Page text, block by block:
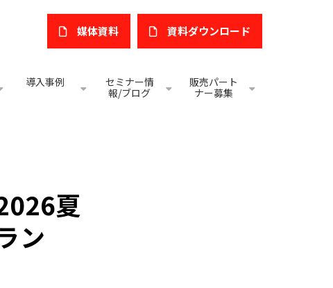
媒体資料 ​資料ダウンロード
導入事例
セミナー情
報/ブログ
販売パート
ナー募集
夏
ン